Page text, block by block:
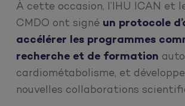
À cette occasion, l’IHU ICAN et
CMDO ont signé un protocole
accélérer les programmes
recherche et de formation
cardiométabolisme, et
nouvelles collaborations